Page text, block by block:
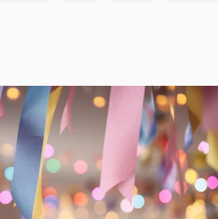
प्रोडक्ट्स
Spaces
AI सहायक
एआई इमेज जेनरेटर
शुरू करें
Academy
दस्तावेज़ीकरण
सहायता